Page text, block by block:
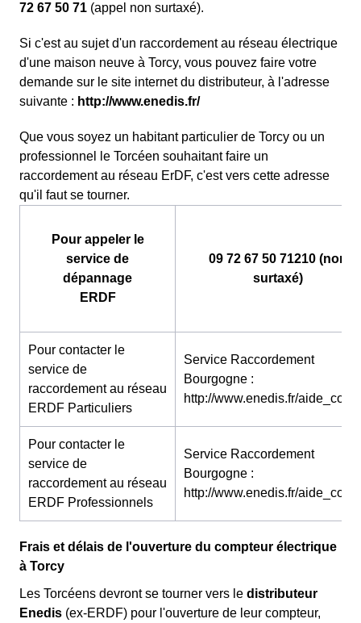
72 67 50 71 (appel non surtaxé).
Si c'est au sujet d'un raccordement au réseau électrique
d'une maison neuve à Torcy, vous pouvez faire votre
demande sur le site internet du distributeur, à l'adresse
suivante : http://www.enedis.fr/
Que vous soyez un habitant particulier de Torcy ou un
professionnel le Torcéen souhaitant faire un
raccordement au réseau ErDF, c'est vers cette adresse
qu'il faut se tourner.
Pour appeler le
service de
dépannage
ERDF
09 72 67 50 71210 (non
surtaxé)
Pour contacter le
service de
raccordement au réseau
ERDF Particuliers
Service Raccordement
Bourgogne :
http://www.enedis.fr/
Pour contacter le
service de
raccordement au réseau
ERDF Professionnels
Service Raccordement
Bourgogne :
http://www.enedis.fr/
Frais et délais de l'ouverture du compteur électrique
à Torcy
Les Torcéens devront se tourner vers le distributeur
Enedis (ex-ERDF) pour l'ouverture de leur compteur,